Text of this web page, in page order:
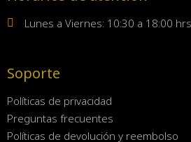
Lunes a Viernes: 10:30 a 18:00 hrs
Soporte
Políticas de privacidad
Preguntas frecuentes
Políticas de devolución y reembolso